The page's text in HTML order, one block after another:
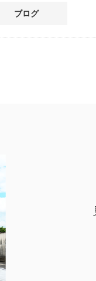
ブログ